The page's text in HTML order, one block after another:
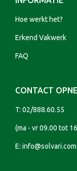
Hoe werkt het?
Erkend Vakwerk
FAQ
CONTACT
T: 02/888.60.55
(ma - vr 09.00 tot
E: info@solvari.com